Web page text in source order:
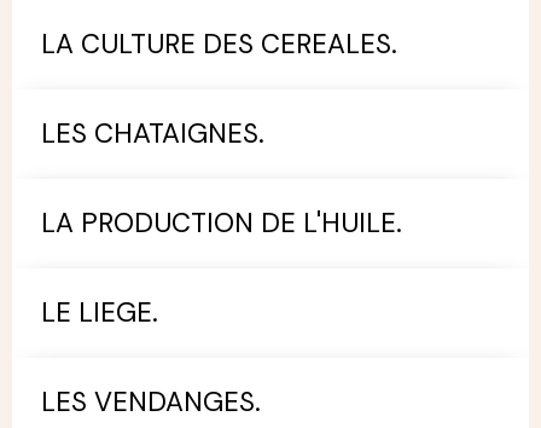
LA CULTURE DES CEREALES.
LES CHATAIGNES.
LA PRODUCTION DE L'HUILE.
LE LIEGE.
LES VENDANGES.